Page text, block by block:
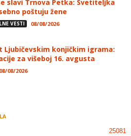
slavi Trnova Petka: Svetiteljka
poštuju žene
VESTI 08/08/2026
Ljubičevskim konjičkim igrama:
za višeboj 16. avgusta
08/08/2026
25081